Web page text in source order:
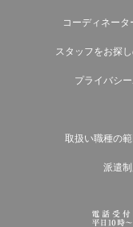
コーディネータ
スタッフをお探
プライバシ
取扱い職種の
派遣